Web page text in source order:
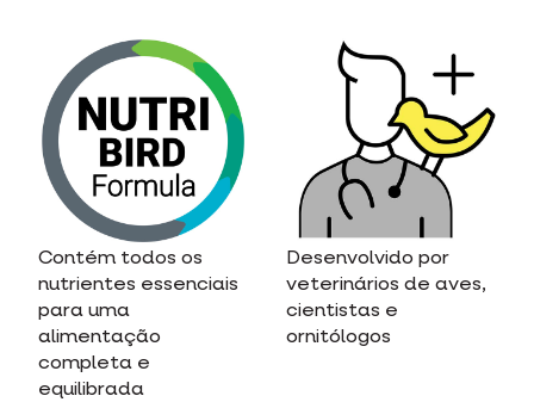
Contém todos os
nutrientes essenciais
para uma
alimentação
completa e
equilibrada
Desenvolvido por
veterinários de aves,
cientistas e
ornitólogos